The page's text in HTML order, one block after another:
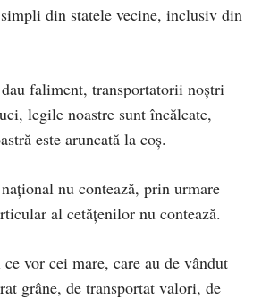
din statele vecine, inclusiv din
faliment, transportatorii noștri
legile noastre sunt încălcate,
este aruncată la coș.
nu contează, prin urmare
al cetățenilor nu contează.
vor cei mare, care au de vândut
grâne, de transportat valori, de